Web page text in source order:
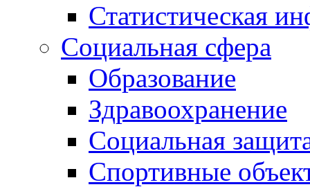
Статистическая
Социальная сфера
Образование
Здравоохранение
Социальная
Спортивные